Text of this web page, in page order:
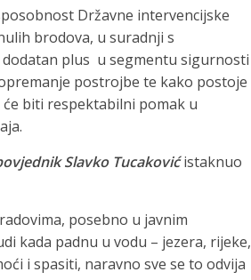
Državne intervencijske
brodova, u suradnji s
plus u segmentu sigurnosti
postrojbe te kako postoje
biti respektabilni pomak u
Slavko Tucakovićistaknuo
posebno u javnim
kada padnu u vodu – jezera, rijeke,
i spasiti, naravno sve se to odvija